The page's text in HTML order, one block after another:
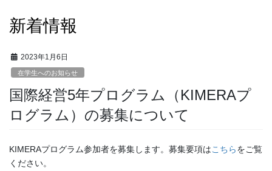
新着情報
2023年1月6日
在学生へのお知らせ
国際経営5年プログラム（KIMERAプ
ログラム）の募集について
KIMERAプログラム参加者を募集します。募集要項はこちらをご覧
ください。